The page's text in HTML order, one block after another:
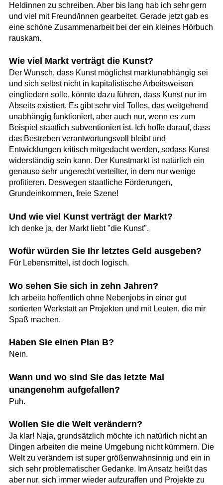
Heldinnen zu schreiben. Aber bis lang hab ich sehr gern
und viel mit Freund/innen gearbeitet. Gerade jetzt gab es
eine schöne Zusammenarbeit bei der ein kleines Hörbuch
rauskam.
Wie viel Markt verträgt die Kunst?
Der Wunsch, dass Kunst möglichst marktunabhängig sei
und sich selbst nicht in kapitalistische Arbeitsweisen
eingliedern solle, könnte dazu führen, dass Kunst nur im
Abseits existiert. Es gibt sehr viel Tolles, das weitgehend
unabhängig funktioniert, aber auch nur, wenn es zum
Beispiel staatlich subventioniert ist. Ich hoffe darauf, dass
das Bestreben verantwortungsvoll bleibt und
Entwicklungen kritisch mitgedacht werden, sodass Kunst
widerständig sein kann. Der Kunstmarkt ist natürlich ein
genauso sehr ungerecht verteilter, in dem nur wenige
profitieren. Deswegen staatliche Förderungen,
Grundeinkommen, freie Szene!
Und wie viel Kunst verträgt der Markt?
Ich denke ja, der Markt liebt "die Kunst".
Wofür würden Sie Ihr letztes Geld ausgeben?
Für Lebensmittel, ist doch logisch.
Wo sehen Sie sich in zehn Jahren?
Ich arbeite hoffentlich ohne Nebenjobs in einer gut
sortierten Werkstatt an Projekten und mit Leuten, die mir
Spaß machen.
Haben Sie einen Plan B?
Nein.
Wann und wo sind Sie das letzte Mal
unangenehm aufgefallen?
Puh.
Wollen Sie die Welt verändern?
Ja klar! Naja, grundsätzlich möchte ich natürlich nicht an
Dingen arbeiten die meine Umgebung nicht kümmern. Die
Welt zu verändern ist super größenwahnsinnig und ein in
sich sehr problematischer Gedanke. Im Ansatz heißt das
aber nur, sich immer wieder aufzuraffen und Projekte zu